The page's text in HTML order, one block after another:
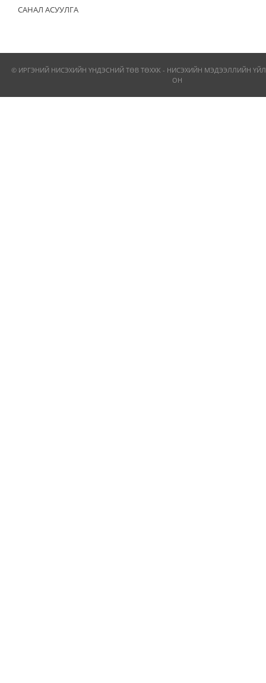
САНАЛ АСУУЛГА
© ИРГЭНИЙ НИСЭХИЙН ҮНДЭСНИЙ ТӨВ ТӨХХК - НИСЭХИЙН МЭДЭЭЛЛИЙН
ОН